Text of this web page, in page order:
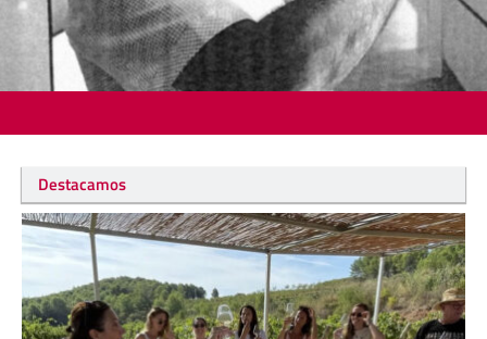
Destacamos